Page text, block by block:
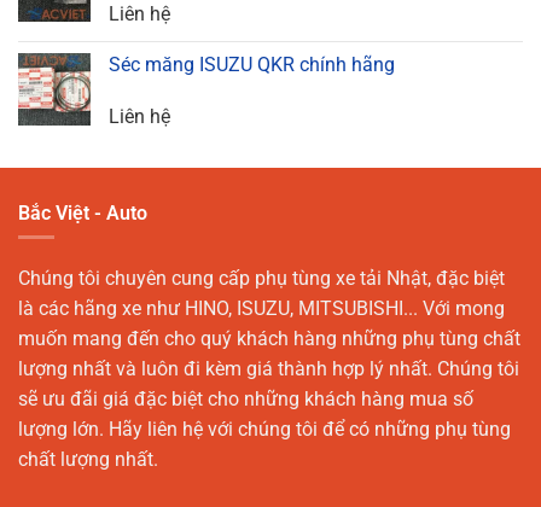
Liên hệ
Séc măng ISUZU QKR chính hãng
Liên hệ
Bắc Việt - Auto
Chúng tôi chuyên cung cấp phụ tùng xe tải Nhật, đặc biệt
là các hãng xe như HINO, ISUZU, MITSUBISHI... Với mong
muốn mang đến cho quý khách hàng những phụ tùng chất
lượng nhất và luôn đi kèm giá thành hợp lý nhất. Chúng tôi
sẽ ưu đãi giá đặc biệt cho những khách hàng mua số
lượng lớn. Hãy liên hệ với chúng tôi để có những phụ tùng
chất lượng nhất.